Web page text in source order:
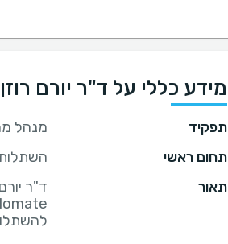
מידע כללי על ד"ר יורם רוזן
תפקיד
מנהל
תחום ראשי
השתלות
תאור
ד"ר